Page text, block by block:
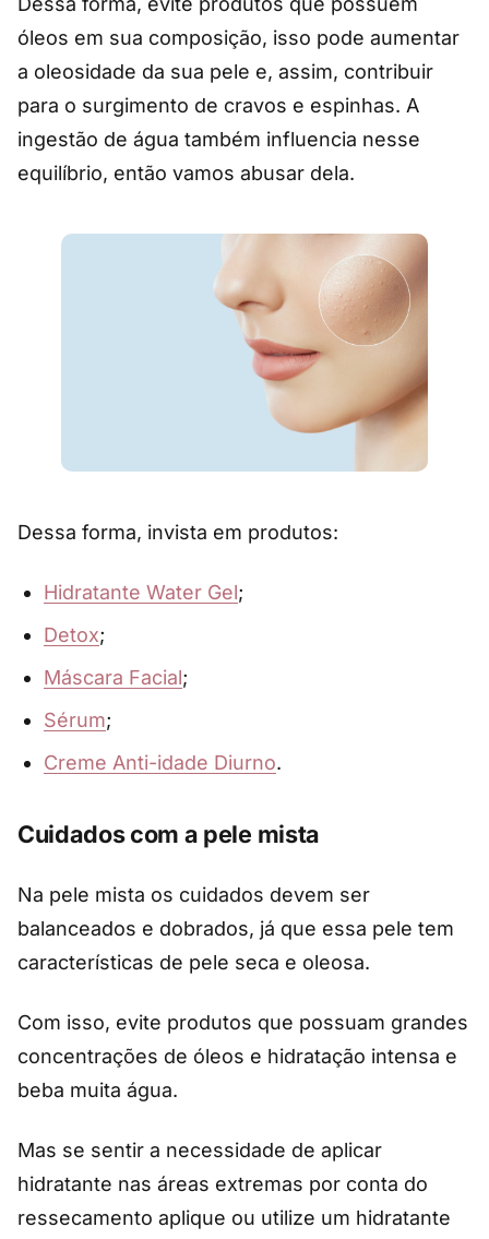
óleos em sua composição, isso pode aumentar
a oleosidade da sua pele e, assim, contribuir
para o surgimento de cravos e espinhas. A
ingestão de água também influencia nesse
equilíbrio, então vamos abusar dela.
Dessa forma, invista em produtos:
Hidratante Water Gel;
Detox;
Máscara Facial;
Sérum;
Creme Anti-idade Diurno.
Cuidados com a pele mista
Na pele mista os cuidados devem ser
balanceados e dobrados, já que essa pele tem
características de pele seca e oleosa.
Com isso, evite produtos que possuam grandes
concentrações de óleos e hidratação intensa e
beba muita água.
Mas se sentir a necessidade de aplicar
hidratante nas áreas extremas por conta do
ressecamento aplique ou utilize um hidratante